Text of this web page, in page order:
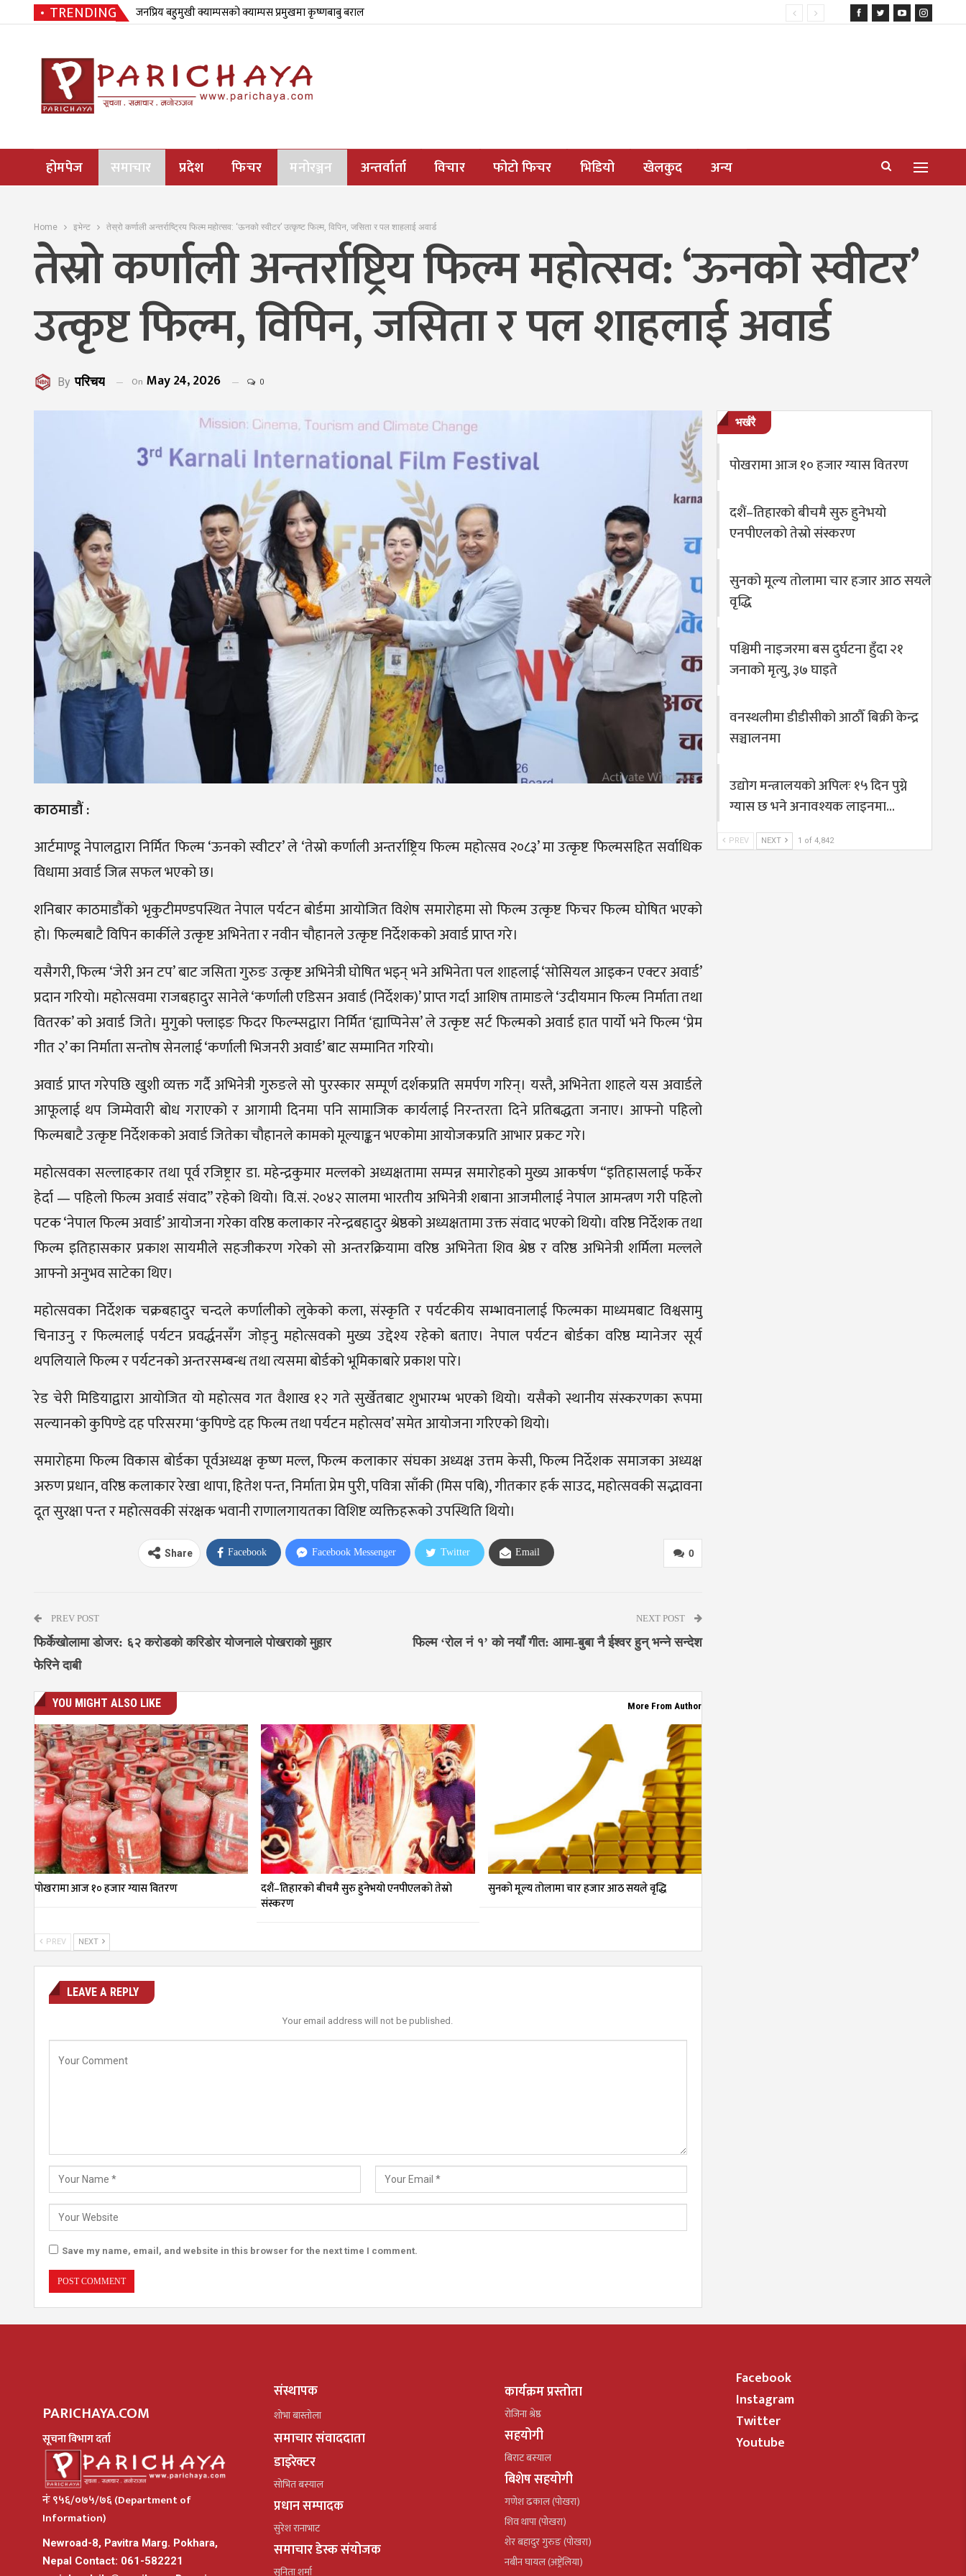
TRENDING जनप्रिय बहुमुखी क्याम्पसको क्याम्पस प्रमुखमा कृष्णबाबु बराल
होमपेज समाचार प्रदेश फिचर मनोरञ्जन अन्तर्वार्ता विचार फोटो फिचर भिडियो खेलकुद अन्य
Home इभेन्ट तेस्रो कर्णाली अन्तर्राष्ट्रिय फिल्म महोत्सव: ‘ऊनको स्वीटर’ उत्कृष्ट फिल्म, विपिन, जसिता र पल शाहलाई अवार्ड
तेस्रो कर्णाली अन्तर्राष्ट्रिय फिल्म महोत्सव: ‘ऊनको स्वीटर’
उत्कृष्ट फिल्म, विपिन, जसिता र पल शाहलाई अवार्ड
By परिचय On May 24, 2026 0
काठमाडौं :
आर्टमाण्डू नेपालद्वारा निर्मित फिल्म ‘ऊनको स्वीटर’ ले ‘तेस्रो कर्णाली अन्तर्राष्ट्रिय फिल्म महोत्सव २०८३’ मा उत्कृष्ट फिल्मसहित सर्वाधिक
विधामा अवार्ड जित्न सफल भएको छ।
शनिबार काठमाडौंको भृकुटीमण्डपस्थित नेपाल पर्यटन बोर्डमा आयोजित विशेष समारोहमा सो फिल्म उत्कृष्ट फिचर फिल्म घोषित भएको
हो। फिल्मबाटै विपिन कार्कीले उत्कृष्ट अभिनेता र नवीन चौहानले उत्कृष्ट निर्देशकको अवार्ड प्राप्त गरे।
यसैगरी, फिल्म ‘जेरी अन टप’ बाट जसिता गुरुङ उत्कृष्ट अभिनेत्री घोषित भइन् भने अभिनेता पल शाहलाई ‘सोसियल आइकन एक्टर अवार्ड’
प्रदान गरियो। महोत्सवमा राजबहादुर सानेले ‘कर्णाली एडिसन अवार्ड (निर्देशक)’ प्राप्त गर्दा आशिष तामाङले ‘उदीयमान फिल्म निर्माता तथा
वितरक’ को अवार्ड जिते। मुगुको फ्लाइङ फिदर फिल्म्सद्वारा निर्मित ‘ह्याप्पिनेस’ ले उत्कृष्ट सर्ट फिल्मको अवार्ड हात पार्यो भने फिल्म ‘प्रेम
गीत २’ का निर्माता सन्तोष सेनलाई ‘कर्णाली भिजनरी अवार्ड’ बाट सम्मानित गरियो।
अवार्ड प्राप्त गरेपछि खुशी व्यक्त गर्दै अभिनेत्री गुरुङले सो पुरस्कार सम्पूर्ण दर्शकप्रति समर्पण गरिन्। यस्तै, अभिनेता शाहले यस अवार्डले
आफूलाई थप जिम्मेवारी बोध गराएको र आगामी दिनमा पनि सामाजिक कार्यलाई निरन्तरता दिने प्रतिबद्धता जनाए। आफ्नो पहिलो
फिल्मबाटै उत्कृष्ट निर्देशकको अवार्ड जितेका चौहानले कामको मूल्याङ्कन भएकोमा आयोजकप्रति आभार प्रकट गरे।
महोत्सवका सल्लाहकार तथा पूर्व रजिष्ट्रार डा. महेन्द्रकुमार मल्लको अध्यक्षतामा सम्पन्न समारोहको मुख्य आकर्षण “इतिहासलाई फर्केर
हेर्दा — पहिलो फिल्म अवार्ड संवाद” रहेको थियो। वि.सं. २०४२ सालमा भारतीय अभिनेत्री शबाना आजमीलाई नेपाल आमन्त्रण गरी पहिलो
पटक ‘नेपाल फिल्म अवार्ड’ आयोजना गरेका वरिष्ठ कलाकार नरेन्द्रबहादुर श्रेष्ठको अध्यक्षतामा उक्त संवाद भएको थियो। वरिष्ठ निर्देशक तथा
फिल्म इतिहासकार प्रकाश सायमीले सहजीकरण गरेको सो अन्तरक्रियामा वरिष्ठ अभिनेता शिव श्रेष्ठ र वरिष्ठ अभिनेत्री शर्मिला मल्लले
आफ्नो अनुभव साटेका थिए।
महोत्सवका निर्देशक चक्रबहादुर चन्दले कर्णालीको लुकेको कला, संस्कृति र पर्यटकीय सम्भावनालाई फिल्मका माध्यमबाट विश्वसामु
चिनाउनु र फिल्मलाई पर्यटन प्रवर्द्धनसँग जोड्नु महोत्सवको मुख्य उद्देश्य रहेको बताए। नेपाल पर्यटन बोर्डका वरिष्ठ म्यानेजर सूर्य
थपलियाले फिल्म र पर्यटनको अन्तरसम्बन्ध तथा त्यसमा बोर्डको भूमिकाबारे प्रकाश पारे।
रेड चेरी मिडियाद्वारा आयोजित यो महोत्सव गत वैशाख १२ गते सुर्खेतबाट शुभारम्भ भएको थियो। यसैको स्थानीय संस्करणका रूपमा
सल्यानको कुपिण्डे दह परिसरमा ‘कुपिण्डे दह फिल्म तथा पर्यटन महोत्सव’ समेत आयोजना गरिएको थियो।
समारोहमा फिल्म विकास बोर्डका पूर्वअध्यक्ष कृष्ण मल्ल, फिल्म कलाकार संघका अध्यक्ष उत्तम केसी, फिल्म निर्देशक समाजका अध्यक्ष
अरुण प्रधान, वरिष्ठ कलाकार रेखा थापा, हितेश पन्त, निर्माता प्रेम पुरी, पवित्रा साँकी (मिस पबि), गीतकार हर्क साउद, महोत्सवकी सद्भावना
दूत सुरक्षा पन्त र महोत्सवकी संरक्षक भवानी राणालगायतका विशिष्ट व्यक्तिहरूको उपस्थिति थियो।
0
Share Facebook Facebook Messenger Twitter Email
PREV POST
फिर्केखोलामा डोजर: ६२ करोडको करिडोर योजनाले पोखराको मुहार
फेरिने दाबी
NEXT POST
फिल्म ‘रोल नं १’ को नयाँ गीत: आमा-बुबा नै ईश्वर हुन् भन्ने सन्देश
YOU MIGHT ALSO LIKE More From Author
पोखरामा आज १० हजार ग्यास वितरण
दशैं–तिहारको बीचमै सुरु हुनेभयो एनपीएलको तेस्रो
संस्करण
सुनको मूल्य तोलामा चार हजार आठ सयले वृद्धि
PREV NEXT
LEAVE A REPLY
Your email address will not be published.
Save my name, email, and website in this browser for the next time I comment.
भर्खरै
पोखरामा आज १० हजार ग्यास वितरण
दशैं–तिहारको बीचमै सुरु हुनेभयो
एनपीएलको तेस्रो संस्करण
सुनको मूल्य तोलामा चार हजार आठ सयले
वृद्धि
पश्चिमी नाइजरमा बस दुर्घटना हुँदा २१
जनाको मृत्यु, ३७ घाइते
वनस्थलीमा डीडीसीको आठौँ बिक्री केन्द्र
सञ्चालनमा
उद्योग मन्त्रालयको अपिलः १५ दिन पुग्ने
ग्यास छ भने अनावश्यक लाइनमा…
PREV NEXT 1 of 4,842
PARICHAYA.COM
सूचना विभाग दर्ता
नंः ९५६/०७५/७६ (Department of
Information)
Newroad-8, Pavitra Marg. Pokhara,
Nepal Contact: 061-582221
संस्थापक
शोभा बास्तोला
समाचार संवाददाता
डाइरेक्टर
सोभित बस्याल
प्रधान सम्पादक
सुरेश रानाभाट
समाचार डेस्क संयोजक
सुनिता शर्मा
कार्यक्रम प्रस्तोता
रोजिना श्रेष्ठ
सहयोगी
बिराट बस्याल
बिशेष सहयोगी
गणेश ढकाल (पोखरा)
शिव थापा (पोखरा)
शेर बहादुर गुरुङ (पोखरा)
नबीन घायल (अष्ट्रेलिया)
Facebook
Instagram
Twitter
Youtube